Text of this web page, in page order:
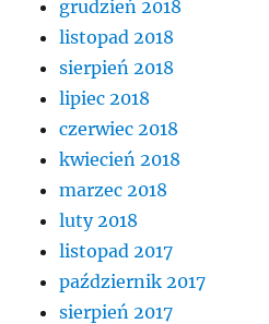
grudzień 2018
listopad 2018
sierpień 2018
lipiec 2018
czerwiec 2018
kwiecień 2018
marzec 2018
luty 2018
listopad 2017
październik 2017
sierpień 2017